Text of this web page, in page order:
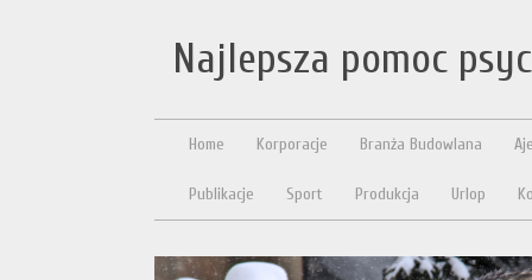
Najlepsza pomoc
Home Korporacje Branża Budowlana
Publikacje Sport Produkcja Urlop